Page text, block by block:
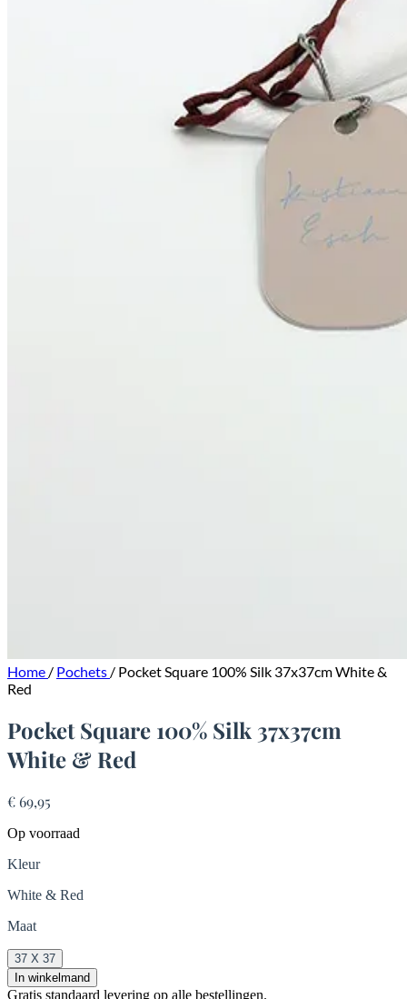
Home / Pochets / Pocket Square 100% Silk 37x37cm White &
Red
Pocket Square 100% Silk 37x37cm
White & Red
€ 69,95
Op voorraad
Kleur
White & Red
Maat
37 X 37
In winkelmand
Gratis standaard levering op alle bestellingen.